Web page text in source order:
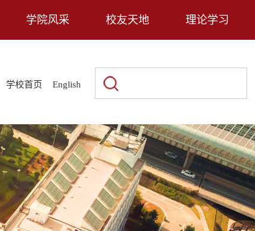
学院风采 校友天地 理论学习
学校首页 English